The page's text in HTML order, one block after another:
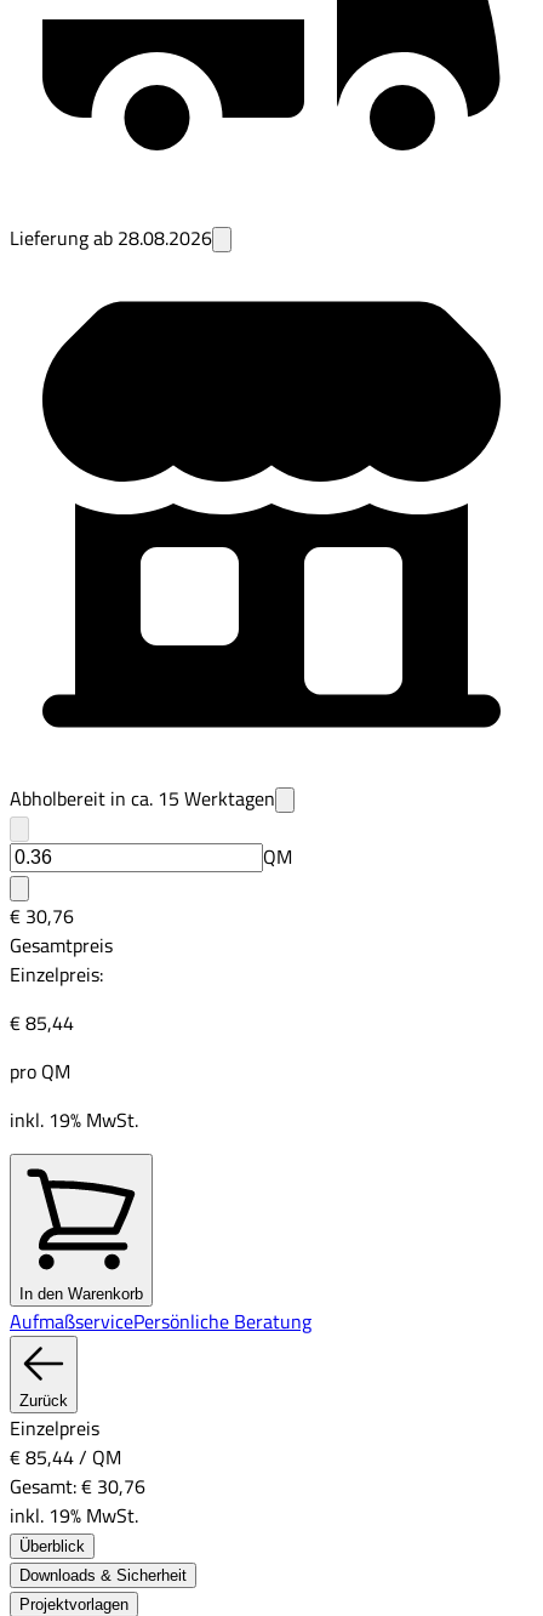
Lieferung ab 28.08.2026
Abholbereit in ca. 15 Werktagen
QM
€ 30,76
Gesamtpreis
Einzelpreis:
€ 85,44
pro QM
inkl. 19% MwSt.
In den Warenkorb
AufmaßservicePersönliche Beratung
Zurück
Einzelpreis
€ 85,44/ QM
Gesamt:€ 30,76
inkl. 19% MwSt.
Überblick
Downloads & Sicherheit
Projektvorlagen